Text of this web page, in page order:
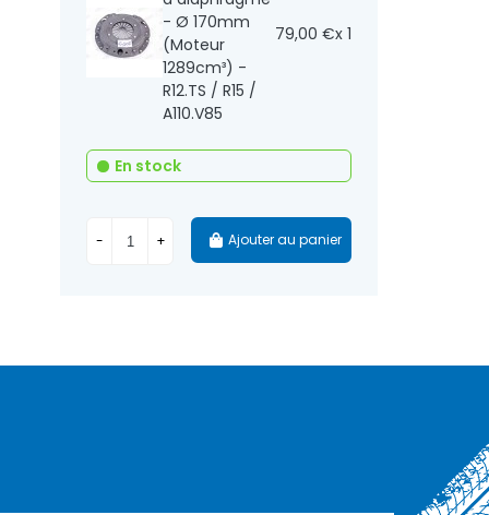
- Ø 170mm
(Moteur
1289cm³) -
R12.TS / R15 /
A110.V85
79,00 €x 1
En stock
- + Ajouter au panier